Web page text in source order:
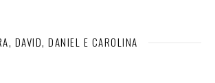
DAVID, DANIEL E CAROLINA